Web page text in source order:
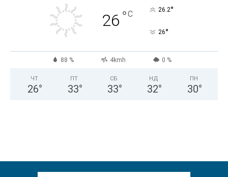
26 °C 26.2°
26°
88 % 4kmh 0 %
ЧТ
26°
ПТ
33°
СБ
33°
НД
32°
ПН
30°